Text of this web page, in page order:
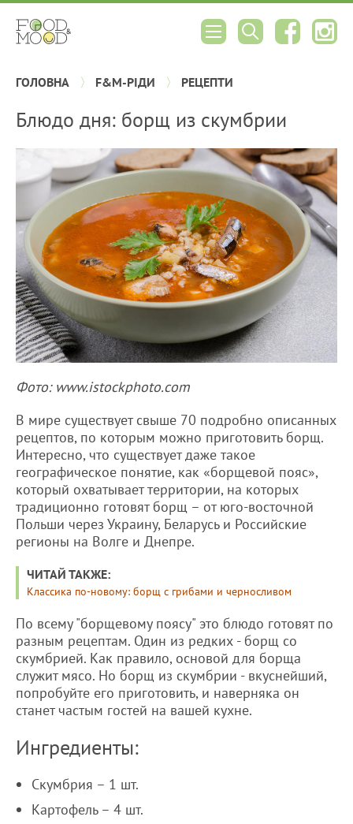
ГОЛОВНА F&M-РІДИ РЕЦЕПТИ
Блюдо дня: борщ из скумбрии
Фото: www.istockphoto.com
В мире существует свыше 70 подробно описанных
рецептов, по которым можно приготовить борщ.
Интересно, что существует даже такое
географическое понятие, как «борщевой пояс»,
который охватывает территории, на которых
традиционно готовят борщ – от юго-восточной
Польши через Украину, Беларусь и Российские
регионы на Волге и Днепре.
ЧИТАЙ ТАКЖЕ:
Классика по-новому: борщ с грибами и черносливом
По всему "борщевому поясу" это блюдо готовят по
разным рецептам. Один из редких - борщ со
скумбрией. Как правило, основой для борща
служит мясо. Но борщ из скумбрии - вкуснейший,
попробуйте его приготовить, и наверняка он
станет частым гостей на вашей кухне.
Ингредиенты:
Скумбрия – 1 шт.
Картофель – 4 шт.